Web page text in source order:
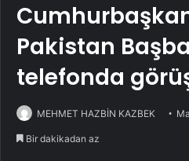
Pakistan
telefonda
MEHMET HAZBİN KAZBEK
Bir dakikadan az